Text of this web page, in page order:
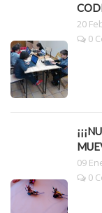
20
0
09
0